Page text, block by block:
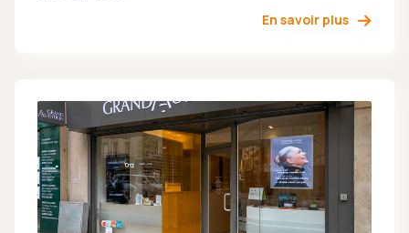
En savoir plus